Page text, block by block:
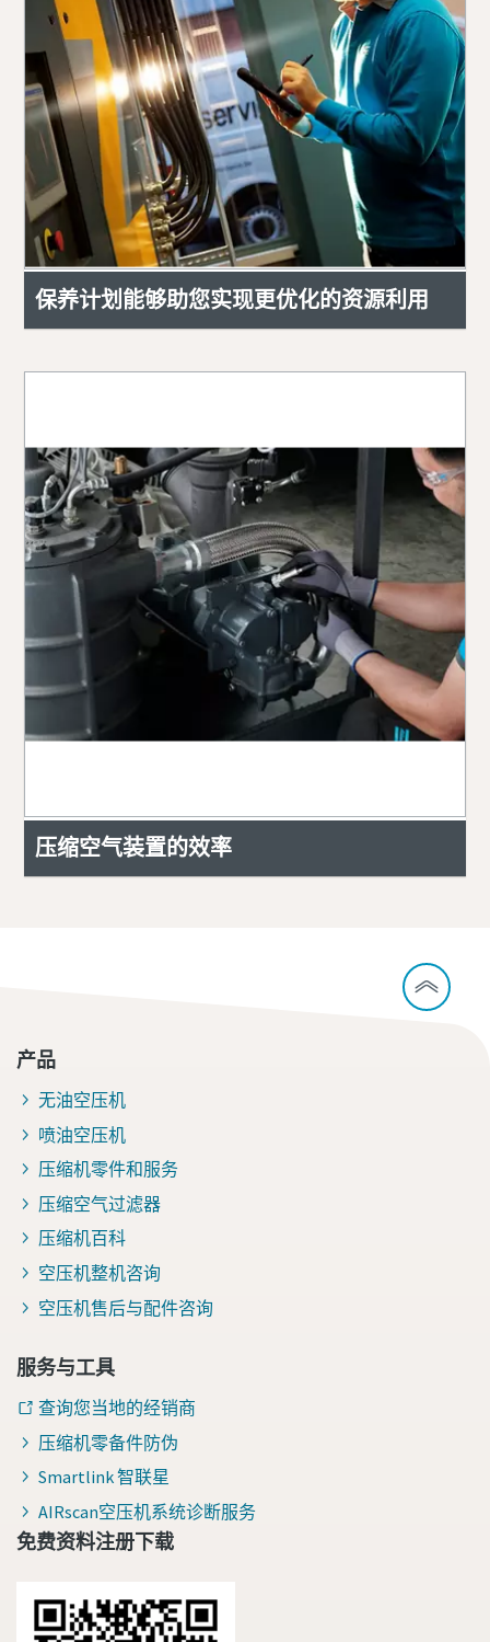
保养计划能够助您实现更优化的资源利用
压缩空气装置的效率
产品
无油空压机
喷油空压机
压缩机零件和服务
压缩空气过滤器
压缩机百科
空压机整机咨询
空压机售后与配件咨询
服务与工具
查询您当地的经销商
压缩机零备件防伪
Smartlink 智联星
AIRscan空压机系统诊断服务
免费资料注册下载